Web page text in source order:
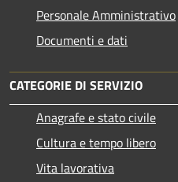
Personale Amministrativo
Documenti e dati
CATEGORIE DI SERVIZIO
Anagrafe e stato civile
Cultura e tempo libero
Vita lavorativa